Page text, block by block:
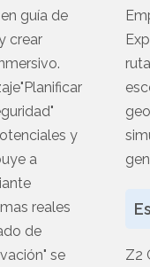
guía de
crear
y
a
reales
de
se
Z2